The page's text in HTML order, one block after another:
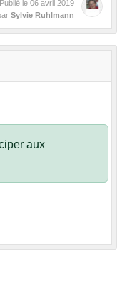
Publié le 06 avril 2019
Sylvie Ruhlmann
aux